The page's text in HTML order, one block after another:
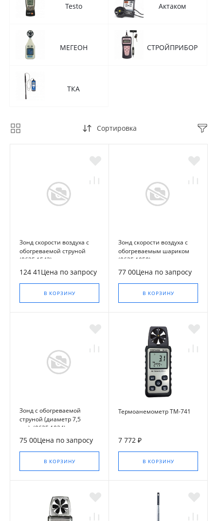
Testo Актаком
МЕГЕОН СТРОЙПРИБОР
ТКА
Сортировка
Зонд скорости воздуха с
обогреваемой струной
(0635 1543)
124 41Цена по запросу
В КОРЗИНУ
Зонд скорости воздуха с
обогреваемым шариком
(0635 1050)
77 00Цена по запросу
В КОРЗИНУ
Зонд с обогреваемой
струной (диаметр 7,5
мм) (0635 1024)
75 00Цена по запросу
В КОРЗИНУ
Термоанемометр TM-741
7 772 ₽
В КОРЗИНУ